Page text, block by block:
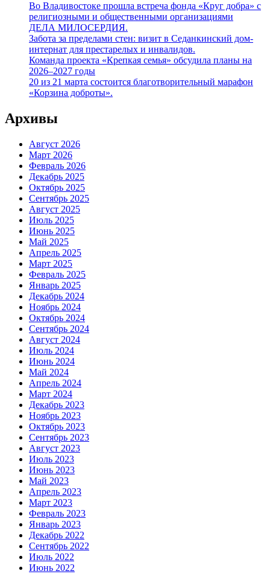
Во Владивостоке прошла встреча фонда «Круг добра» с
религиозными и общественными организациями
ДЕЛА МИЛОСЕРДИЯ.
Забота за пределами стен: визит в Седанкинский дом-
интернат для престарелых и инвалидов.
Команда проекта «Крепкая семья» обсудила планы на
2026–2027 годы
20 из 21 марта состоится благотворительный марафон
«Корзина доброты».
Архивы
Август 2026
Март 2026
Февраль 2026
Декабрь 2025
Октябрь 2025
Сентябрь 2025
Август 2025
Июль 2025
Июнь 2025
Май 2025
Апрель 2025
Март 2025
Февраль 2025
Январь 2025
Декабрь 2024
Ноябрь 2024
Октябрь 2024
Сентябрь 2024
Август 2024
Июль 2024
Июнь 2024
Май 2024
Апрель 2024
Март 2024
Декабрь 2023
Ноябрь 2023
Октябрь 2023
Сентябрь 2023
Август 2023
Июль 2023
Июнь 2023
Май 2023
Апрель 2023
Март 2023
Февраль 2023
Январь 2023
Декабрь 2022
Сентябрь 2022
Июль 2022
Июнь 2022